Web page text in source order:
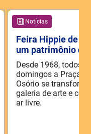
Notícias
Feira Hippie de
um patrimônio do
Desde 1968, todos
domingos a Praça
Osório se
galeria de arte e
ar livre.